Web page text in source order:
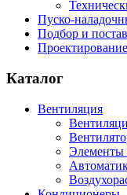
Пуско-
Подбор и
Каталог
Вентиляция
Элементы